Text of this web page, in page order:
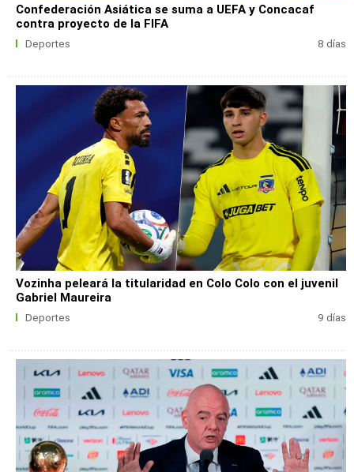
Confederación Asiática se suma a UEFA y Concacaf
contra proyecto de la FIFA
Deportes 8 días
Vozinha peleará la titularidad en Colo Colo con el juvenil
Gabriel Maureira
Deportes 9 días